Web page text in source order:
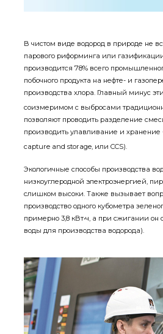
В чистом виде водород в природе не
парового риформинга или
производится 78% всего
побочного продукта на нефте- и
производства хлора. Главный минус
соизмеримом с выбросами
позволяют проводить разделение
производить улавливание и
capture and storage, или CCS).
Экологичные способы производства
низкоуглеродной электроэнергией,
слишком высоки. Также вызывает
производство одного кубометра
примерно 3,8 кВт•ч, а при сжигании он
воды для производства водорода).